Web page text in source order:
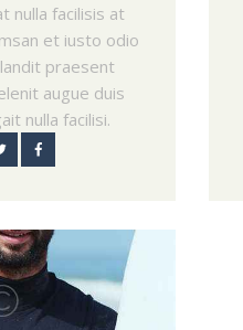
nulla facilisis at
et iusto odio
praesent
augue duis
nulla facilisi.